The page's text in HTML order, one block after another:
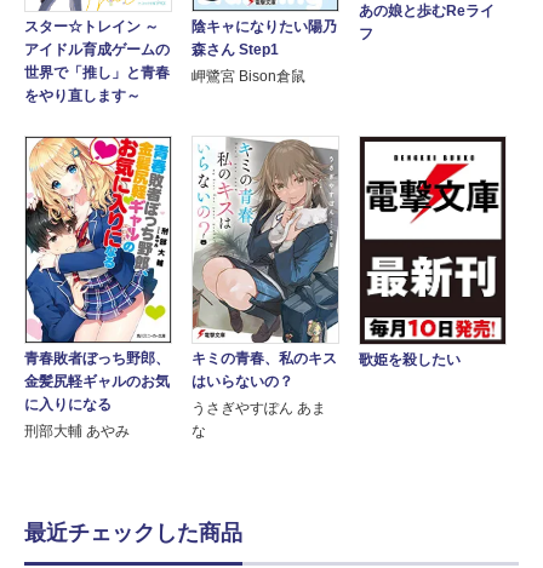
スター☆トレイン ～
アイドル育成ゲームの
世界で「推し」と青春
をやり直します～
陰キャになりたい陽乃
森さん Step1
岬鷺宮 Bison倉鼠
あの娘と歩むReライ
フ
青春敗者ぼっち野郎、
金髪尻軽ギャルのお気
に入りになる
刑部大輔 あやみ
キミの青春、私のキス
はいらないの？
うさぎやすぽん あま
な
歌姫を殺したい
最近チェックした商品